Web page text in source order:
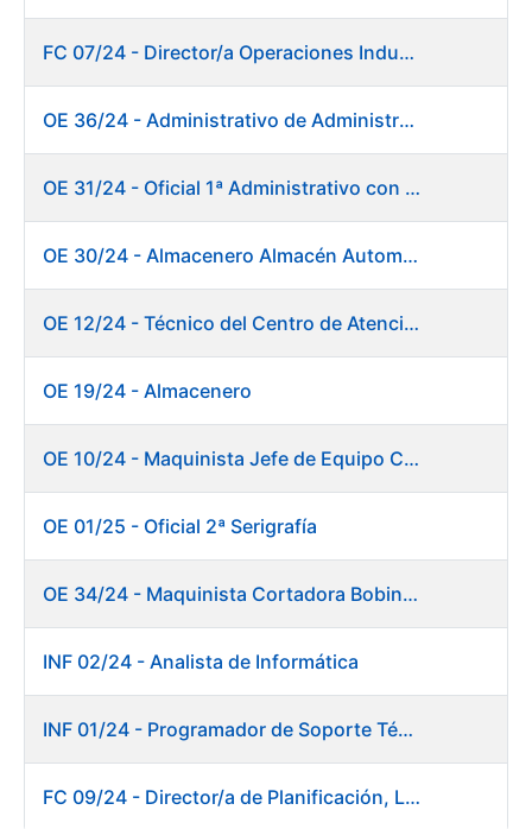
FC 07/24 - Director/a Operaciones Industriales
OE 36/24 - Administrativo de Administración de Personal
OE 31/24 - Oficial 1ª Administrativo con inglés y francés
OE 30/24 - Almacenero Almacén Automático
OE 12/24 - Técnico del Centro de Atención a Usuarios
OE 19/24 - Almacenero
OE 10/24 - Maquinista Jefe de Equipo Corte y Enfajado
OE 01/25 - Oficial 2ª Serigrafía
OE 34/24 - Maquinista Cortadora Bobinadora. Fábrica Papel
INF 02/24 - Analista de Informática
INF 01/24 - Programador de Soporte Técnico
FC 09/24 - Director/a de Planificación, Logística y Almacenes